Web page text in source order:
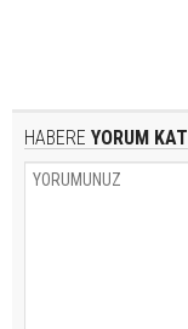
HABERE YORUM KAT